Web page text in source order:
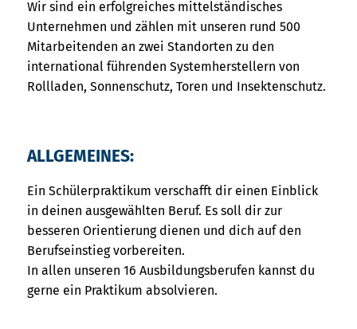
Wir sind ein erfolgreiches mittelständisches
Unternehmen und zählen mit unseren rund 500
Mitarbeitenden an zwei Standorten zu den
international führenden Systemherstellern von
Rollladen, Sonnenschutz, Toren und Insektenschutz.
ALLGEMEINES:
Ein Schülerpraktikum verschafft dir einen Einblick
in deinen ausgewählten Beruf. Es soll dir zur
besseren Orientierung dienen und dich auf den
Berufseinstieg vorbereiten.
In allen unseren 16 Ausbildungsberufen kannst du
gerne ein Praktikum absolvieren.